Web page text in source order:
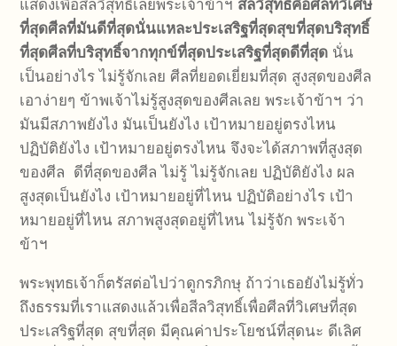
แสดงเพื่อสีลวิสุทธิ์เลยพระเจ้าข้าฯสีลวิสุทธิ์คือศีลที่วิเศษ
ที่สุดศีลที่มันดีที่สุดนั่นแหละประเสริฐที่สุดสุขที่สุดบริสุทธิ์
ที่สุดศีลที่บริสุทธิ์จากทุกข์ที่สุดประเสริฐที่สุดดีที่สุด นั่น
เป็นอย่างไร ไม่รู้จักเลย ศีลที่ยอดเยี่ยมที่สุด สูงสุดของศีล
เอาง่ายๆ ข้าพเจ้าไม่รู้สูงสุดของศีลเลย พระเจ้าข้าฯ ว่า
มันมีสภาพยังไง มันเป็นยังไง เป้าหมายอยู่ตรงไหน
ปฏิบัติยังไง เป้าหมายอยู่ตรงไหน จึงจะได้สภาพที่สูงสุด
ของศีล ดีที่สุดของศีล ไม่รู้ ไม่รู้จักเลย ปฏิบัติยังไง ผล
สูงสุดเป็นยังไง เป้าหมายอยู่ที่ไหน ปฏิบัติอย่างไร เป้า
หมายอยู่ที่ไหน สภาพสูงสุดอยู่ที่ไหน ไม่รู้จัก พระเจ้า
ข้าฯ
พระพุทธเจ้าก็ตรัสต่อไปว่าดูกรภิกษุ ถ้าว่าเธอยังไม่รู้ทั่ว
ถึงธรรมที่เราแสดงแล้วเพื่อสีลวิสุทธิ์เพื่อศีลที่วิเศษที่สุด
ประเสริฐที่สุด สุขที่สุด มีคุณค่าประโยชน์ที่สุดนะ ดีเลิศ